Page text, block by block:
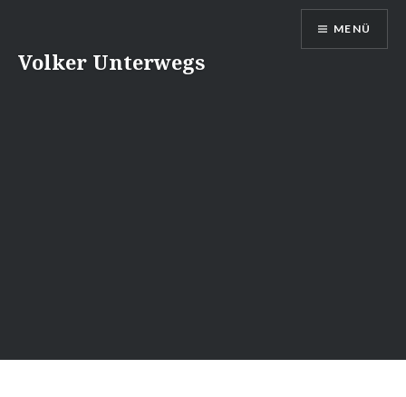
InhaltVolker Unterwegs
MENÜ